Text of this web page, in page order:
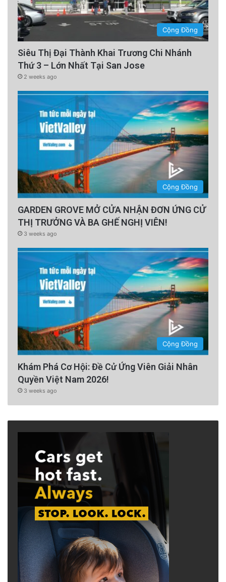
Cộng Đồng
Siêu Thị Đại Thành Khai Trương Chi Nhánh
Thứ 3 – Lớn Nhất Tại San Jose
2 weeks ago
Cộng Đồng
GARDEN GROVE MỞ CỬA NHẬN ĐƠN ỨNG CỬ
THỊ TRƯỞNG VÀ BA GHẾ NGHỊ VIÊN!
3 weeks ago
Cộng Đồng
Khám Phá Cơ Hội: Đề Cử Ứng Viên Giải Nhân
Quyền Việt Nam 2026!
3 weeks ago